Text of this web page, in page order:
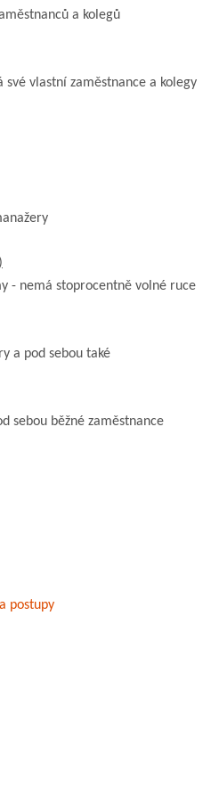
a kolegů
vlastní zaměstnance a kolegy
- nemá stoprocentně volné ruce
a pod sebou také
sebou běžné zaměstnance
postupy